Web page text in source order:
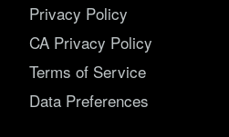
Privacy Policy
CA Privacy Policy
Terms of Service
Data Preferences